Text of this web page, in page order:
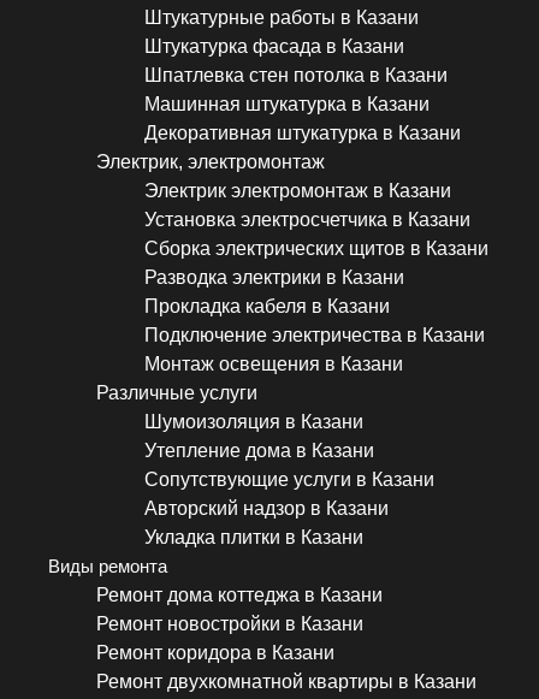
Штукатурные работы в Казани
Штукатурка фасада в Казани
Шпатлевка стен потолка в Казани
Машинная штукатурка в Казани
Декоративная штукатурка в Казани
Электрик, электромонтаж
Электрик электромонтаж в Казани
Установка электросчетчика в Казани
Сборка электрических щитов в Казани
Разводка электрики в Казани
Прокладка кабеля в Казани
Подключение электричества в Казани
Монтаж освещения в Казани
Различные услуги
Шумоизоляция в Казани
Утепление дома в Казани
Сопутствующие услуги в Казани
Авторский надзор в Казани
Укладка плитки в Казани
Виды ремонта
Ремонт дома коттеджа в Казани
Ремонт новостройки в Казани
Ремонт коридора в Казани
Ремонт двухкомнатной квартиры в Казани